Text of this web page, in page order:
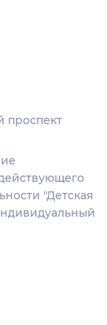
проспект
"Детская